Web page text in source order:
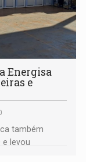
Energisa
e
também
e levou